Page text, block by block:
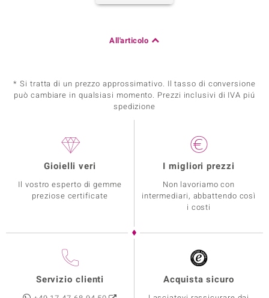
All'articolo
* Si tratta di un prezzo approssimativo. Il tasso di conversione
può cambiare in qualsiasi momento. Prezzi inclusivi di IVA piú
spedizione
Gioielli veri
Il vostro esperto di gemme
preziose certificate
I migliori prezzi
Non lavoriamo con
intermediari, abbattendo così
i costi
Servizio clienti Acquista sicuro